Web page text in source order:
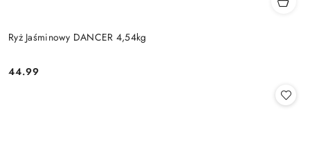
Ryż Jaśminowy DANCER 4,54kg
Cena:
44.99